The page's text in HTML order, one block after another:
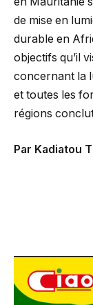
de mise en
durable en
objectifs qu’il
concernant la
et toutes les
régions
Par Kadiatou